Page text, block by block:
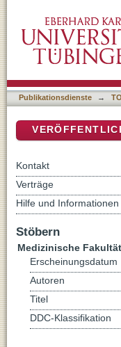
Publikationsdienste →
Kontakt
Verträge
Hilfe und Informationen
Stöbern
Medizinische Fakultät
Erscheinungsdatum
Autoren
Titel
DDC-Klassifikation